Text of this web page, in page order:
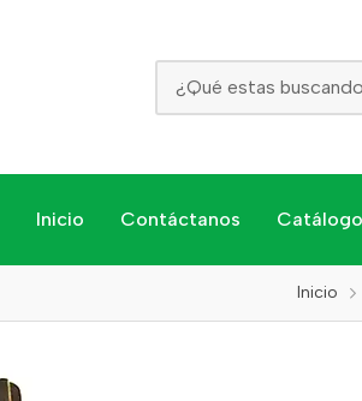
Inicio Contáctanos Catálogo
Inicio